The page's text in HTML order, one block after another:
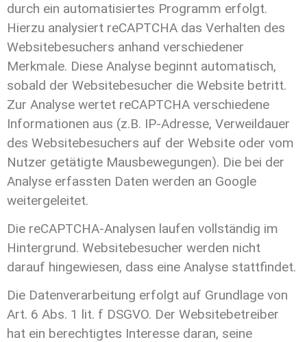
durch ein automatisiertes Programm erfolgt.
Hierzu analysiert reCAPTCHA das Verhalten des
Websitebesuchers anhand verschiedener
Merkmale. Diese Analyse beginnt automatisch,
sobald der Websitebesucher die Website betritt.
Zur Analyse wertet reCAPTCHA verschiedene
Informationen aus (z.B. IP-Adresse, Verweildauer
des Websitebesuchers auf der Website oder vom
Nutzer getätigte Mausbewegungen). Die bei der
Analyse erfassten Daten werden an Google
weitergeleitet.
Die reCAPTCHA-Analysen laufen vollständig im
Hintergrund. Websitebesucher werden nicht
darauf hingewiesen, dass eine Analyse stattfindet.
Die Datenverarbeitung erfolgt auf Grundlage von
Art. 6 Abs. 1 lit. f DSGVO. Der Websitebetreiber
hat ein berechtigtes Interesse daran, seine